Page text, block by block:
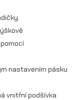
nastavením pásku
vnitřní podšívka